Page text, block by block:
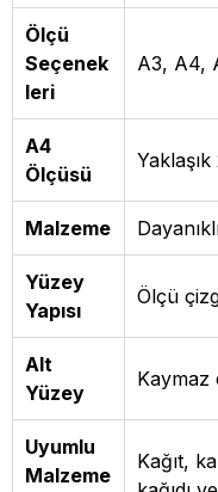
Ölçü
Seçenek
leri
A3, A4,
A4
Ölçüsü
Malzeme
Yüzey
Yapısı
Ölçü
Alt
Yüzey
Kaymaz
Uyumlu
Malzeme
Kağıt,